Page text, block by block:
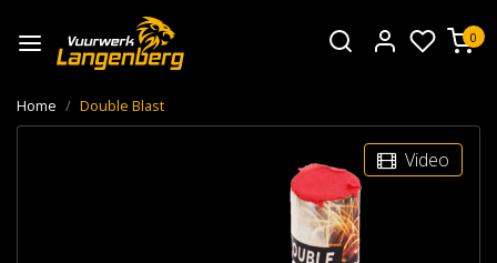
0
Home Double Blast
Video